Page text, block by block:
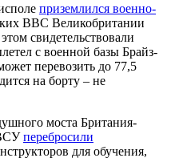
приземлился военно-
ВВС Великобритании
свидетельствовали
с военной базы Брайз-
перевозить до 77,5
на борту – не
моста Британия-
перебросили
для обучения,